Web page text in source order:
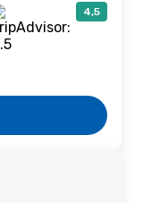
4,5